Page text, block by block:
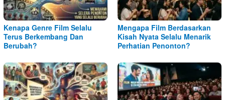
Kenapa Genre Film Selalu
Terus Berkembang Dan
Berubah?
Mengapa Film Berdasarkan
Kisah Nyata Selalu Menarik
Perhatian Penonton?